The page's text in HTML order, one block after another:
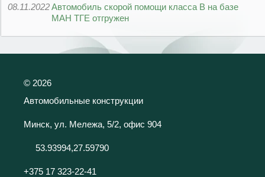
08.11.2022Автомобиль скорой помощи класса В на базе
МАН ТГЕ отгружен
© 2026
Автомобильные конструкции
Минск, ул. Мележа, 5/2, офис 904
53.93994,27.59790
+375 17 323-22-41